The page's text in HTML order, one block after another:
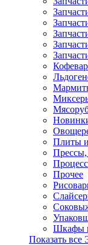
Плиты
Прессы,
Прочее
Шкафы
Показать все